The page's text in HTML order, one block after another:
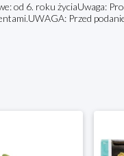
od 6. roku życiaUwaga:
Przed